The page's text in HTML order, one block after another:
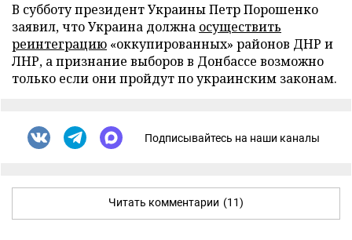
В субботу президент Украины Петр Порошенко
заявил, что Украина должна осуществить
реинтеграцию «оккупированных» районов ДНР и
ЛНР, а признание выборов в Донбассе возможно
только если они пройдут по украинским законам.
Подписывайтесь на наши каналы
Читать комментарии (11)